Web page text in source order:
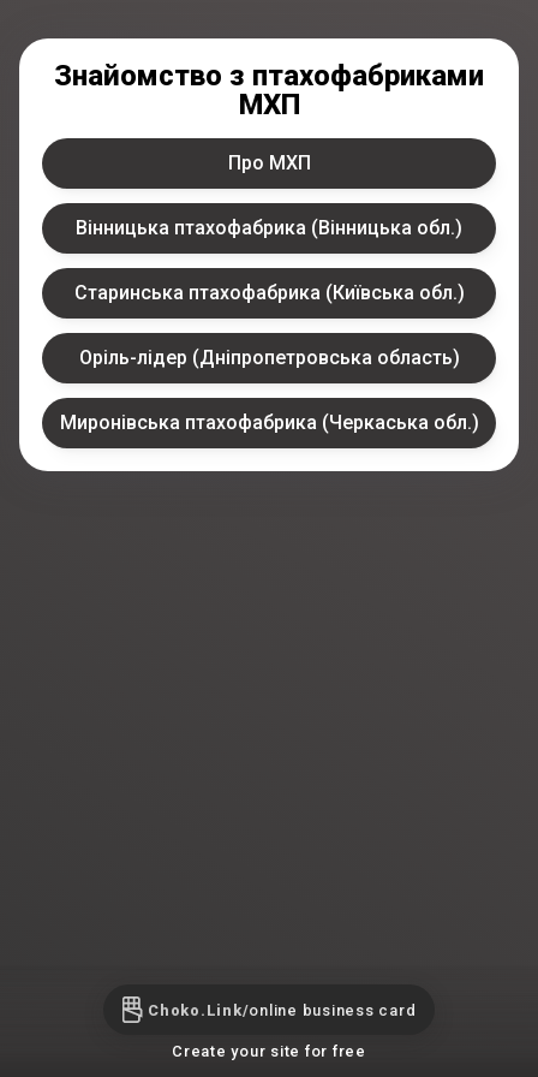
Знайомство з птахофабриками
МХП
Про МХП
Вінницька птахофабрика (Вінницька обл.)
Старинська птахофабрика (Київська обл.)
Оріль-лідер (Дніпропетровська область)
Миронівська птахофабрика (Черкаська обл.)
Choko.Link/online business card
Create your site for free